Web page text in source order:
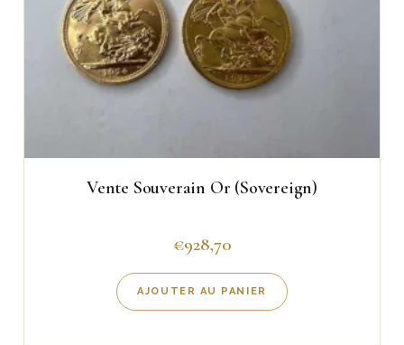
Vente Souverain Or (Sovereign)
€928,70
AJOUTER AU PANIER